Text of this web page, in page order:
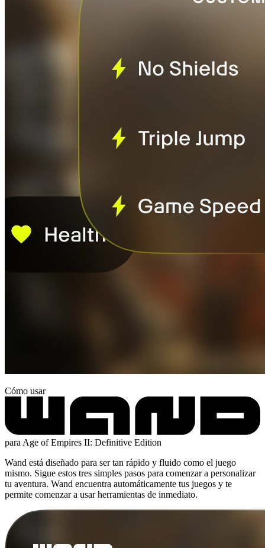
Cómo usar
para Age of Empires II: Definitive Edition
Wand está diseñado para ser tan rápido y fluido como el juego
mismo. Sigue estos tres simples pasos para comenzar a personalizar
tu aventura. Wand encuentra automáticamente tus juegos y te
permite comenzar a usar herramientas de inmediato.